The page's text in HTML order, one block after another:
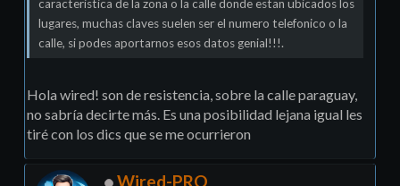
caracteristica de la zona o la calle donde estan ubicados los
lugares, muchas claves suelen ser el numero telefonico o la
calle, si podes aportarnos esos datos genial!!!.
Hola wired! son de resistencia, sobre la calle paraguay,
no sabría decirte más. Es una posibilidad lejana igual les
tiré con los dics que se me ocurrieron
Wired-PRO